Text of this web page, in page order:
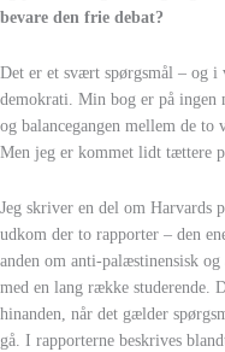
bevare den frie debat?
Det er et svært spørgsmål – og
demokrati. Min bog er på
og balancegangen mellem de to
Men jeg er kommet lidt tættere
Jeg skriver en del om Harvards
udkom der to rapporter – den
anden om anti-palæstinensisk
med en lang række studerende.
hinanden, når det gælder
gå. I rapporterne beskrives